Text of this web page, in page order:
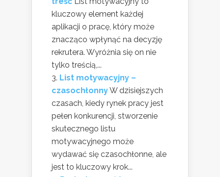
kluczowy element każdej
aplikacji o pracę, który może
znacząco wpłynąć na decyzję
rekrutera. Wyróżnia się on nie
tylko treścią,...
List motywacyjny –
czasochłonnyW dzisiejszych
czasach, kiedy rynek pracy jest
pełen konkurencji, stworzenie
skutecznego listu
motywacyjnego może
wydawać się czasochłonne, ale
jest to kluczowy krok...